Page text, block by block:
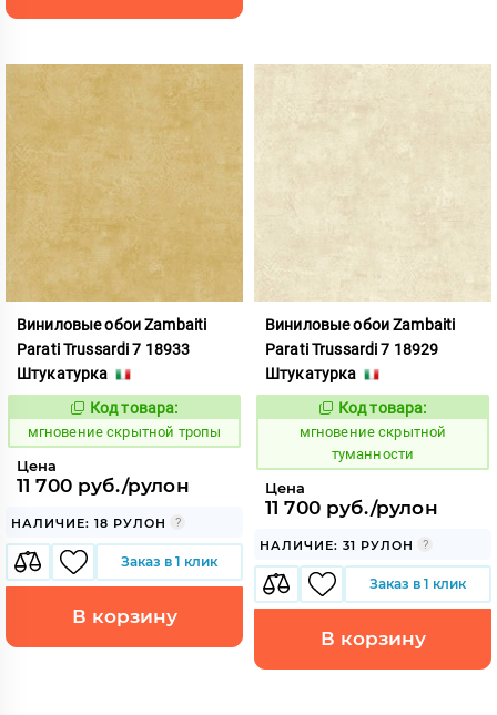
Виниловые обои Zambaiti
Parati Trussardi 7 18933
Штукатурка
948858
Код товара:
мгновение скрытной тропы
Цена
11 700 руб./рулон
НАЛИЧИЕ: 18 РУЛОН
Заказ в 1 клик
В корзину
Виниловые обои Zambaiti
Parati Trussardi 7 18929
Штукатурка
948859
Код товара:
мгновение скрытной
туманности
Цена
11 700 руб./рулон
НАЛИЧИЕ: 31 РУЛОН
Заказ в 1 клик
В корзину